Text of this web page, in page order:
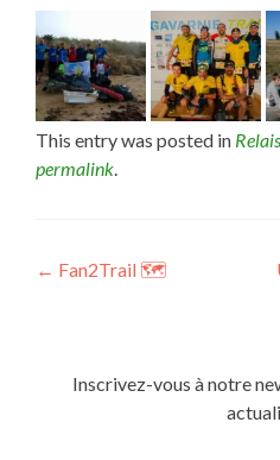
This entry was posted in
permalink.
Post
← Fan2Trail 🗺
Inscrivez-vous à notre